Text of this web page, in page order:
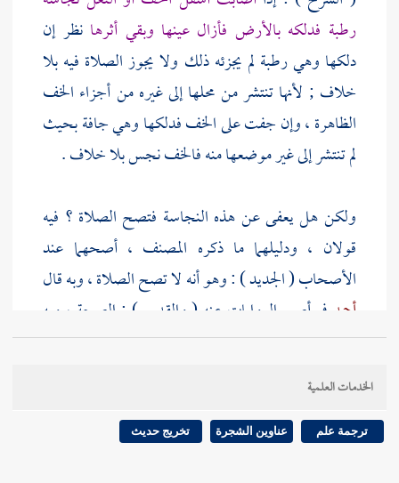
رطبة فدلكه بالأرض فأزال عينها وبقي أثرهانظر إن
دلكها وهي رطبة لم يجزئه ذلك ولا يجوز الصلاة فيه بلا
خلاف ; لأنها تنتشر من محلها إلى غيره من أجزاء الخف
الظاهرة ، وإن جفت على الخف فدلكها وهي جافة بحيث
لم تنتشر إلى غير موضعها منه فالخف نجس بلا خلاف .
ولكن هل يعفى عن هذه النجاسة فتصح الصلاة ؟ فيه
قولان ، ودليلهما ما ذكره المصنف ، أصحهما عند
الأصحاب ( الجديد ) : وهو أنه لا تصح الصلاة ، وبه قال
أحمد في أصح الروايات عنه ( والقديم ) : الصحة ، وبه
قالأبو حنيفةواتفقوا على أنه لو وقع هذا الخف في مائع
أو فيما دون قلتين من الماء نجسه ، كما لو وقع فيه مستنج
بالأحجار قال
شروط : ( أحدها ) : أن يكون للنجاسة جرم يلتصق
الخدمات العلمية
ترجمة علم عناوين الشجرة تخريج حديث